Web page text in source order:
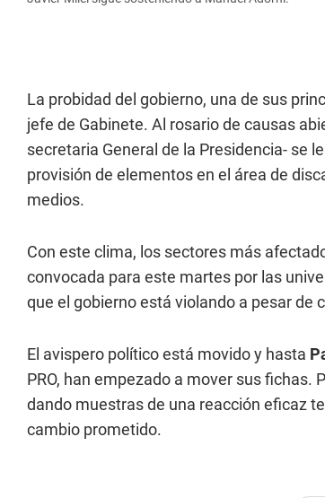
La probidad del gobierno, una de sus
jefe de Gabinete. Al rosario de causas
secretaria General de la Presidencia- se
provisión de elementos en el área de
medios.
Con este clima, los sectores más
convocada para este martes por las
que el gobierno está violando a pesar de
El avispero político está movido y hasta
PRO, han empezado a mover sus fichas.
dando muestras de una reacción eficaz
cambio prometido.